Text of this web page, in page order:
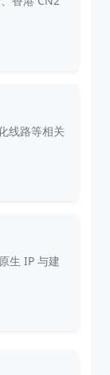
线路等相关
生 IP 与建